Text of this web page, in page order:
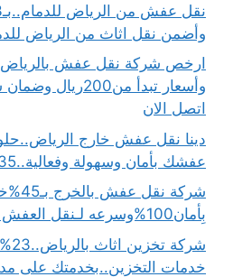
وأضمن نقل اثاث من الرياض
ارخص شركة نقل عفش بالرياض
اتصل الان
عفشك بأمان وسهولة وفعالية..35%خصم فوري
شركة
بِأمان100%وسرعه لـنقل العفش اتصل بنا
خدمات التخزين..بخدمتك على